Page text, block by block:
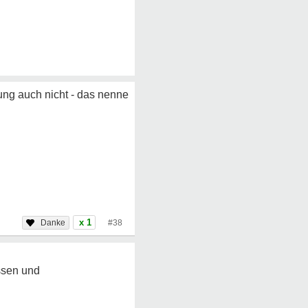
auch nicht - das nenne
x 1 #38
und